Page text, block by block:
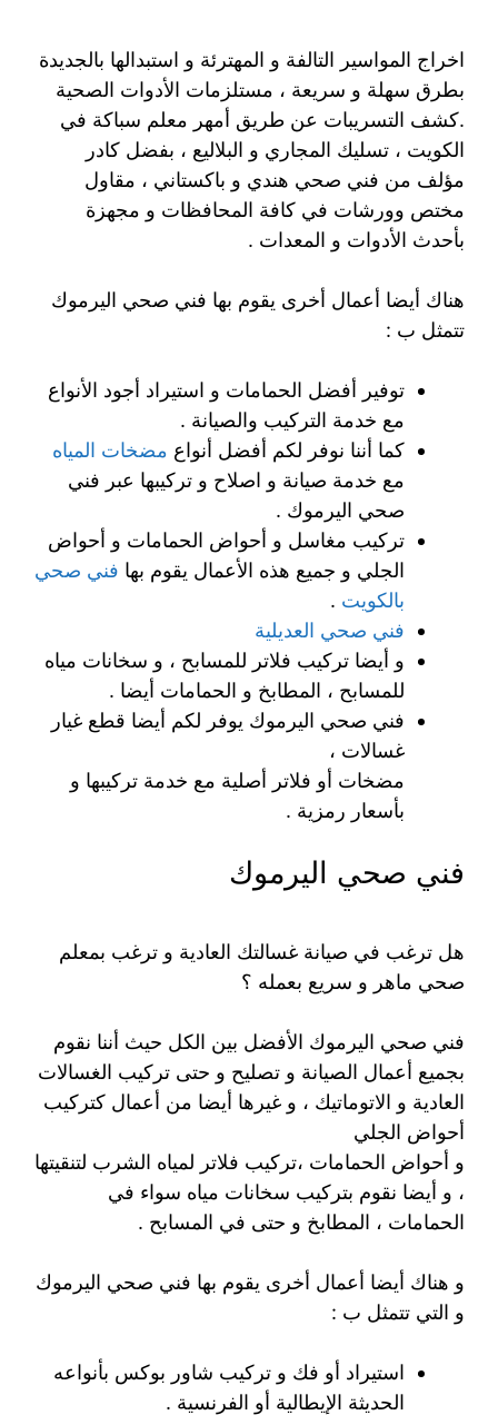
اخراج المواسير التالفة و المهترئة و استبدالها بالجديدة
بطرق سهلة و سريعة ، مستلزمات الأدوات الصحية
.كشف التسريبات عن طريق أمهر معلم سباكة في
الكويت ، تسليك المجاري و البلاليع ، بفضل كادر
مؤلف من فني صحي هندي و باكستاني ، مقاول
مختص وورشات في كافة المحافظات و مجهزة
بأحدث الأدوات و المعدات .
هناك أيضا أعمال أخرى يقوم بها فني صحي اليرموك
تتمثل ب :
توفير أفضل الحمامات و استيراد أجود الأنواع
مع خدمة التركيب والصيانة .
كما أننا نوفر لكم أفضل أنواع مضخات المياه
مع خدمة صيانة و اصلاح و تركيبها عبر فني
صحي اليرموك .
تركيب مغاسل و أحواض الحمامات و أحواض
الجلي و جميع هذه الأعمال يقوم بها فني صحي
بالكويت .
فني صحي العديلية
و أيضا تركيب فلاتر للمسابح ، و سخانات مياه
للمسابح ، المطابخ و الحمامات أيضا .
فني صحي اليرموك يوفر لكم أيضا قطع غيار
غسالات ،
مضخات أو فلاتر أصلية مع خدمة تركيبها و
بأسعار رمزية .
فني صحي اليرموك
هل ترغب في صيانة غسالتك العادية و ترغب بمعلم
صحي ماهر و سريع بعمله ؟
فني صحي اليرموك الأفضل بين الكل حيث أننا نقوم
بجميع أعمال الصيانة و تصليح و حتى تركيب الغسالات
العادية و الاتوماتيك ، و غيرها أيضا من أعمال كتركيب
أحواض الجلي
و أحواض الحمامات ،تركيب فلاتر لمياه الشرب لتنقيتها
، و أيضا نقوم بتركيب سخانات مياه سواء في
الحمامات ، المطابخ و حتى في المسابح .
و هناك أيضا أعمال أخرى يقوم بها فني صحي اليرموك
و التي تتمثل ب :
استيراد أو فك و تركيب شاور بوكس بأنواعه
الحديثة الإيطالية أو الفرنسية .